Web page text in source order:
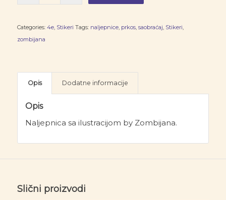
Categories: 4e, Stikeri Tags: naljepnice, prkos, saobraćaj, Stikeri,
zombijana
Opis Dodatne informacije
Opis
Naljepnica sa ilustracijom by Zombijana.
Slični proizvodi